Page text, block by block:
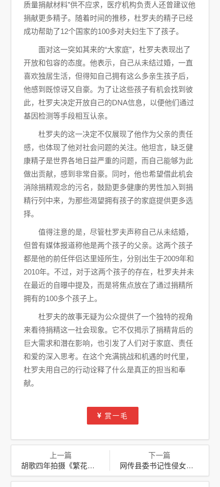
质量捐献材料”供不应求，医疗机构负责人还曾建议他
捐献更多精子。随着时间的推移，杜罗夫的精子已经
成功帮助了12个国家的100多对夫妇生下了孩子。
面对这一突如其来的“大家庭”，杜罗夫表现出了
开放和包容的态度。他表示，自己从未结过婚，一直
喜欢独居生活，但得知自己拥有这么多亲生孩子后，
他感到既惊讶又自豪。为了让这些孩子有机会找到彼
此，杜罗夫决定开放自己的DNA信息，以便他们通过
基因检测等手段相互认亲。
杜罗夫的这一决定不仅展现了他作为父亲的责任
感，也体现了他对社会问题的关注。他坦言，缺乏健
康精子是世界各地日益严重的问题，而自己能够为此
做出贡献，感到非常自豪。同时，他也希望借此机会
消除捐精观念的污名，鼓励更多健康的男性加入到捐
精行列中来，为那些渴望拥有孩子的家庭提供更多选
择。
值得注意的是，尽管杜罗夫声称自己从未结婚，
但曾有媒体报道称他是两个孩子的父亲。这两个孩子
都是他的前任伴侣达里娅所生，分别出生于2009年和
2010年。不过，对于这两个孩子的存在，杜罗夫并未
在最近的自曝中提及，而是将焦点放在了通过捐精所
拥有的100多个孩子上。
杜罗夫的故事无疑为公众提供了一个独特的视角
来看待捐精这一社会现象。它不仅揭示了捐精背后的
巨大需求和潜在影响，也引发了人们对于家庭、责任
和爱的深入思考。在这个充满挑战和机遇的时代里，
杜罗夫用自己的行动诠释了什么是真正的担当和奉
献。
赏一毛
上一篇
胡歌四年拍摄《繁花》，未曾踏足黄河路：艺术与现实的边界
下一篇
网传县委书记性侵女干部已死？当地辟谣：纯属虚假信息